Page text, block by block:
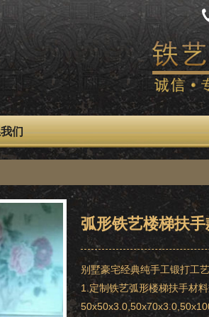
们
弧形铁艺楼梯扶手
别墅豪宅经典纯手工锻打工
1.定制铁艺弧形楼梯扶手材